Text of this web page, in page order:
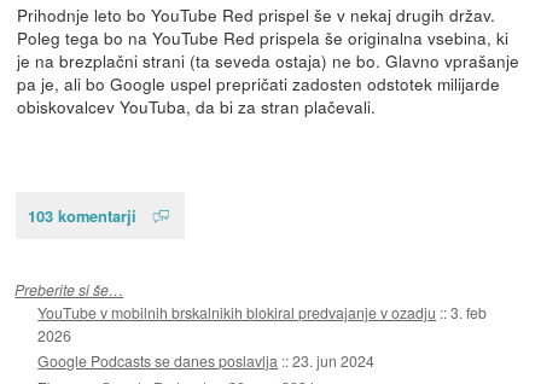
Prihodnje leto bo YouTube Red prispel še v nekaj drugih držav.
Poleg tega bo na YouTube Red prispela še originalna vsebina, ki
je na brezplačni strani (ta seveda ostaja) ne bo. Glavno vprašanje
pa je, ali bo Google uspel prepričati zadosten odstotek milijarde
obiskovalcev YouTuba, da bi za stran plačevali.
103 komentarji
Preberite si še…
YouTube v mobilnih brskalnikih blokiral predvajanje v ozadju ::3. feb
2026
Google Podcasts se danes poslavlja ::23. jun 2024